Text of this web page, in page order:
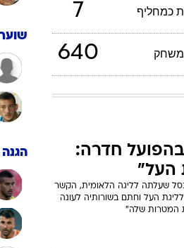
כמחליף 7
משחק 640
חדרה:
העל"
שעלתה לליגה הלאומית, הקשר
לליגת העל וחתם בשורותיה לעונה
המטרות שלה"
הגנה